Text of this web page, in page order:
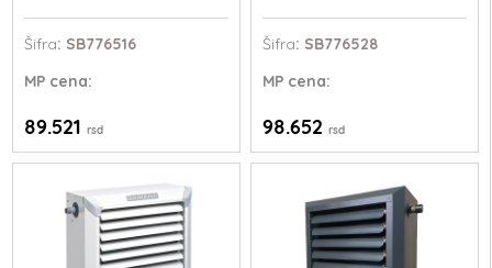
Šifra: SB776516
MP cena:
89.521rsd
Šifra: SB776528
MPcena:
98.652 rsd